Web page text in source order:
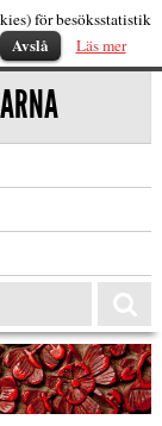
för besöksstatistik
Avslå Läs mer